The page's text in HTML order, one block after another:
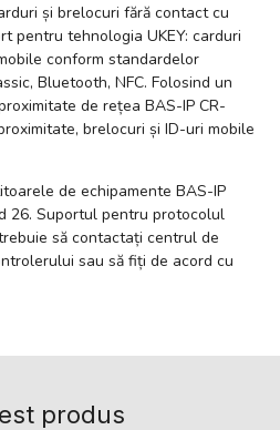
și brelocuri fără contact cu
pentru tehnologia UKEY: carduri
conform standardelor
Bluetooth, NFC. Folosind un
de rețea BAS-IP CR-
brelocuri și ID-uri mobile
de echipamente BAS-IP
26. Suportul pentru protocolul
să contactați centrul de
sau să fiți de acord cu
produs